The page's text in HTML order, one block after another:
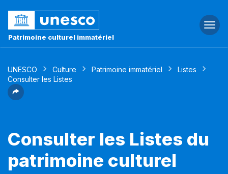
Patrimoine culturel immatériel
UNESCO Culture Patrimoine immatériel
Listes
Consulter les Listes
Consulter les Listes du
patrimoine culturel